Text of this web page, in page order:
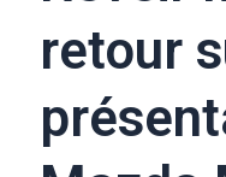
retour